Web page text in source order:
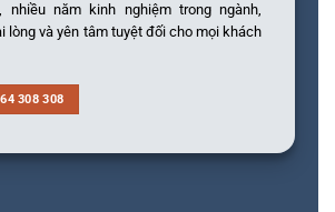
nhiều năm kinh nghiệm trong ngành,
lòng và yên tâm tuyệt đối cho mọi khách
308 308